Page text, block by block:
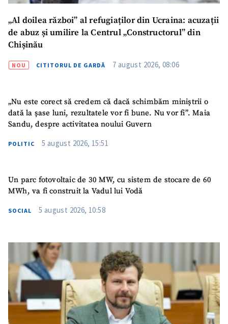
SUSȚINE
„Al doilea război” al refugiaților din Ucraina: acuzații
de abuz și umilire la Centrul „Constructorul” din
Chișinău
NOU CITITORUL DE GARDĂ 7 august 2026, 08:06
„Nu este corect să credem că dacă schimbăm miniștrii o
dată la șase luni, rezultatele vor fi bune. Nu vor fi”. Maia
Sandu, despre activitatea noului Guvern
POLITIC 5 august 2026, 15:51
Un parc fotovoltaic de 30 MW, cu sistem de stocare de 60
MWh, va fi construit la Vadul lui Vodă
SOCIAL 5 august 2026, 10:58
Am citit și sunt de